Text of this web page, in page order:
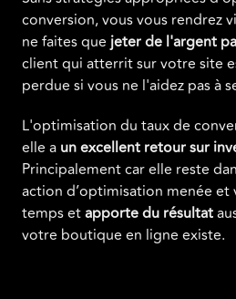
conversion, vous vous rendrez
ne faites que jeter de l'argent
client qui atterrit sur votre site
perdue si vous ne l'aidez pas à
L'optimisation du taux de
elle a un excellent retour sur
Principalement car elle reste
action d’optimisation menée et
temps etapporte du résultat
votre boutique en ligne existe.